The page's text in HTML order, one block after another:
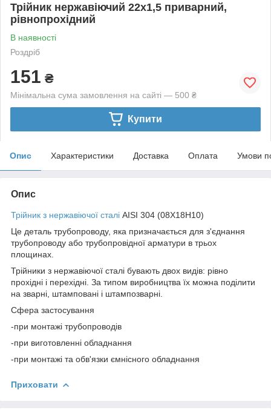
Трійник нержавіючий 22х1,5 приварний,
рівнопрохідний
В наявності
Роздріб
151 ₴
Мінімальна сума замовлення на сайті — 500 ₴
Купити
Опис Характеристики Доставка Оплата Умови
Опис
Трійник з нержавіючої сталі AISI 304 (08Х18Н10)
Це деталь трубопроводу, яка призначається для з'єднання
трубопроводу або трубопровідної арматури в трьох
площинах.
Трійники з нержавіючої сталі бувають двох видів: рівно
прохідні і перехідні. За типом виробництва їх можна поділити
на зварні, штамповані і штампозварні.
Сфера застосування
-при монтажі трубопроводів
-при виготовленні обладнання
-при монтажі та обв'язки ємнісного обладнання
Приховати